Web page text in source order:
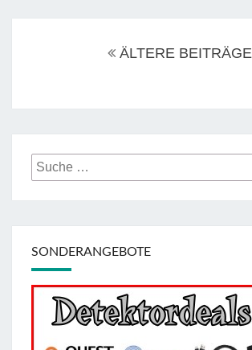
ÄLTERE BEITRÄGE
Suche
nach:
SONDERANGEBOTE